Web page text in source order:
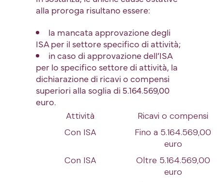
alla proroga risultano essere:
la mancata approvazione degli
ISA per il settore specifico di attività;
in caso di approvazione dell’ISA
per lo specifico settore di attività, la
dichiarazione di ricavi o compensi
superiori alla soglia di 5.164.569,00
euro.
Attività
Ricavi o compensi
Con ISA
Fino a 5.164.569,00
euro
Con ISA
Oltre 5.164.569,00
euro